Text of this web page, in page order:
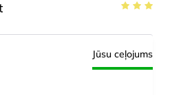
Jūsu ceļojums